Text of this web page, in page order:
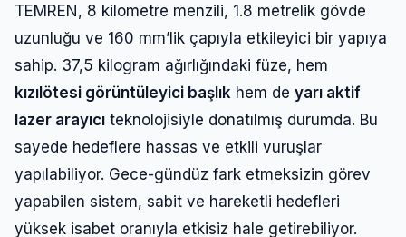
TEMREN, 8 kilometre menzili, 1.8 metrelik gövde
uzunluğu ve 160 mm’lik çapıyla etkileyici bir yapıya
sahip. 37,5 kilogram ağırlığındaki füze, hem
kızılötesi görüntüleyici başlık hem de yarı aktif
lazer arayıcı teknolojisiyle donatılmış durumda. Bu
sayede hedeflere hassas ve etkili vuruşlar
yapılabiliyor. Gece-gündüz fark etmeksizin görev
yapabilen sistem, sabit ve hareketli hedefleri
yüksek isabet oranıyla etkisiz hale getirebiliyor.
Giriş Yap
Kullanıcı Adı veya E-posta